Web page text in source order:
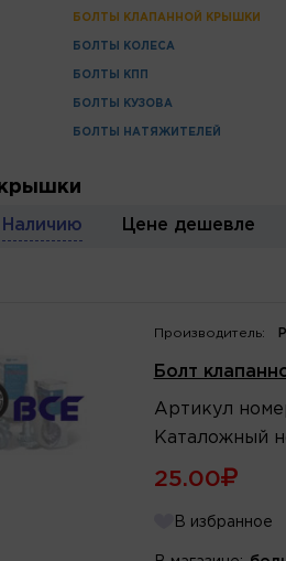
БОЛТЫ КЛАПАННОЙ КРЫШКИ
БОЛТЫ КОЛЕСА
БОЛТЫ КПП
БОЛТЫ КУЗОВА
БОЛТЫ НАТЯЖИТЕЛЕЙ
Наличию Цене дешевле
Производитель:
Болт
Артикул
Каталожный
25.00
В избранное